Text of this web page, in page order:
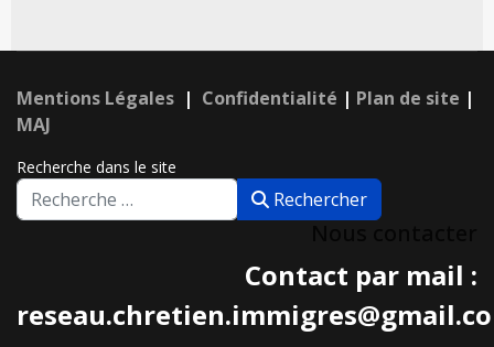
Mentions Légales | Confidentialité | Plan de site |
MAJ
Recherche dans le site
Rechercher
Contact par mail :